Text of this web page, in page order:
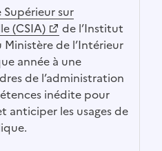
Supérieur sur
(CSIA)
de l’Institut
de l’Intérieur
année à une
de l’administration
inédite pour
anticiper les usages de